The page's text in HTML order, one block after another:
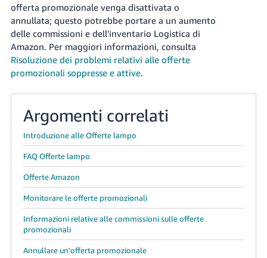
offerta promozionale venga disattivata o
annullata; questo potrebbe portare a un aumento
delle commissioni e dell'inventario Logistica di
Amazon. Per maggiori informazioni, consulta
Risoluzione dei problemi relativi alle offerte
promozionali soppresse e attive.
Argomenti correlati
Introduzione alle Offerte lampo
FAQ Offerte lampo
Offerte Amazon
Monitorare le offerte promozionali
Informazioni relative alle commissioni sulle offerte
promozionali
Annullare un'offerta promozionale